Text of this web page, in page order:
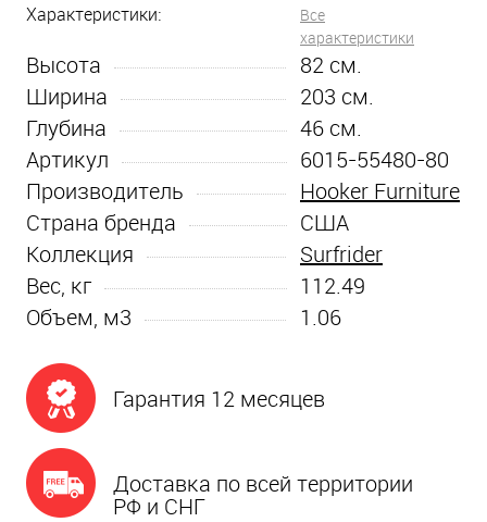
Характеристики:
Все
характеристики
Высота 82 см.
Ширина
203 см.
Глубина
46 см.
Артикул
6015-55480-80
Производитель
Hooker Furniture
Страна бренда
США
Коллекция
Surfrider
Вес, кг
112.49
Объем, м3
1.06
Гарантия 12 месяцев
Доставка по всей территории
РФ и СНГ